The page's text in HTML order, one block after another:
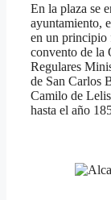
En la plaza se
ayuntamiento,
en un principio
convento de la
Regulares
de San Carlos
Camilo de
hasta el año